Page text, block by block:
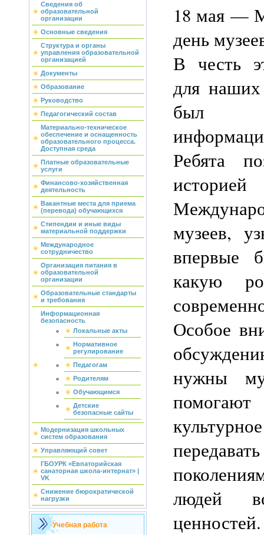
Сведения об
образовательной
организации
Основные сведения
Структура и органы
управления образовательной
организацией
Документы
Образование
Руководство
Педагогический состав
Материально-техническое
обеспечение и оснащенность
образовательного процесса.
Доступная среда
Платные образовательные
услуги
Финансово-хозяйственная
деятельность
Вакантные места для приема
(перевода) обучающихся
Стипендии и иные виды
материальной поддержки
Международное
сотрудничество
Организация питания в
образовательной
организации
Образовательные стандарты
и требования
Информационная
безопасность
Локальные акты
Нормативное
регулирование
Педагогам
Родителям
Обучающимся
Детские
безопасные сайты
Модернизация школьных
систем образования
Управляющий совет
ГБОУРК «Евпаторийская
санаторная школа-интернат» |
VK
Снижение бюрократической
нагрузки
Учебная работа
18 мая —
день
В честь
для наших
был
Ребята
историей
музеев,
впервые
какую
Особое
нужны
людей
ценностей.